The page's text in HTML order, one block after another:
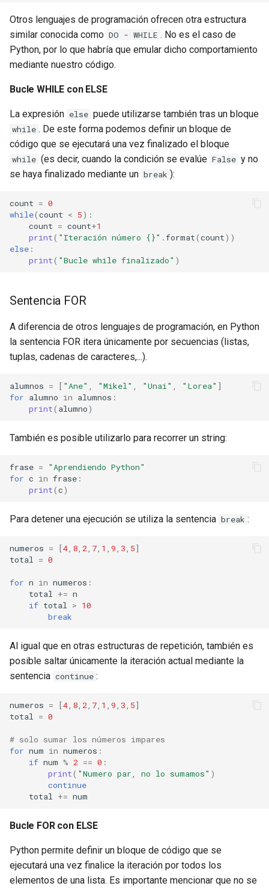
Otros lenguajes de programación ofrecen otra estructura
similar conocida como DO - WHILE . No es el caso de
Python, por lo que habría que emular dicho comportamiento
mediante nuestro código.
Bucle WHILE con ELSE
La expresión else puede utilizarse también tras un bloque
while . De este forma podemos definir un bloque de
código que se ejecutará una vez finalizado el bloque
while (es decir, cuando la condición se evalúe False y no
se haya finalizado mediante un break ):
count = 0
while(count < 5):
count = count+1
print( "Iteración número {}" .format(count))
else :
print( "Bucle while finalizado" )
Sentencia FOR
A diferencia de otros lenguajes de programación, en Python
la sentencia FOR itera únicamente por secuencias (listas,
tuplas, cadenas de caracteres,...).
alumnos = [ "Ane" "Mikel" "Unai" "Lorea" ]
for alumno in alumnos :
print( alumno)
También es posible utilizarlo para recorrer un string:
frase =
"Aprendiendo Python"
for c in frase :
print(c)
Para detener una ejecución se utiliza la sentencia break :
numeros = [4 8 2 7 1 9 3 5]
total
= 0
for n in numeros :
total
+= n
if total > 10
break
Al igual que en otras estructuras de repetición, también es
posible saltar únicamente la iteración actual mediante la
sentencia continue :
numeros = [4 8 2 7 1 9 3 5]
total
= 0
# solo sumar los números impares
for num in numeros :
if num % 2 == 0 :
print( "Numero par, no lo sumamos" )
continue
total
+= num
Bucle FOR con ELSE
Python permite definir un bloque de código que se
ejecutará una vez finalice la iteración por todos los
elementos de una lista. Es importante mencionar que no se